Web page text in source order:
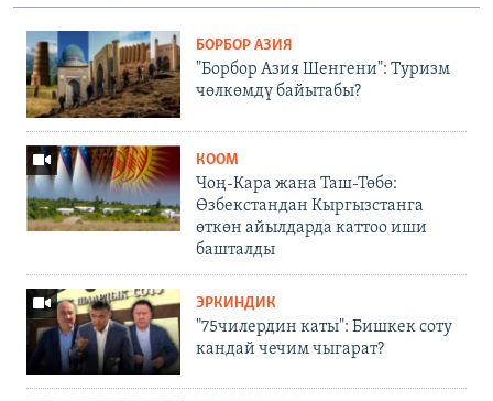
БОРБОР АЗИЯ
"Борбор Азия Шенгени": Туризм
чөлкөмдү байытабы?
КООМ
Чоң-Кара жана Таш-Төбө:
Өзбекстандан Кыргызстанга
өткөн айылдарда каттоо иши
башталды
ЭРКИНДИК
"75чилердин каты": Бишкек соту
кандай чечим чыгарат?